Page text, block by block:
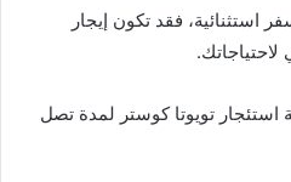
استثنائية، فقد تكون إيجار
استئجار تويوتا كوستر لمدة تصل